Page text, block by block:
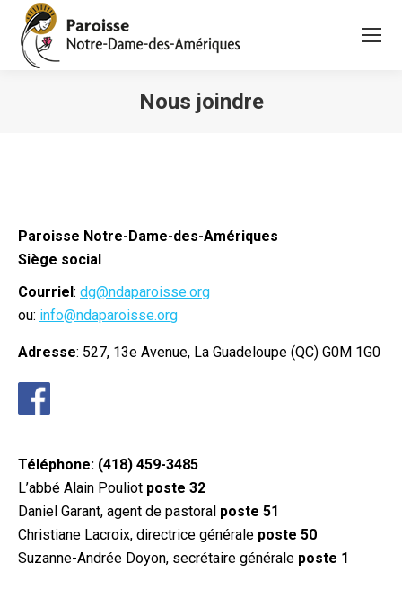
Nous joindre
Paroisse Notre-Dame-des-Amériques
Siège social
Courriel: dg@ndaparoisse.org
ou: info@ndaparoisse.org
Adresse: 527, 13e Avenue, La Guadeloupe (QC) G0M 1G0
Téléphone: (418) 459-3485
L’abbé Alain Pouliot poste 32
Daniel Garant, agent de pastoral poste 51
Christiane Lacroix, directrice générale poste 50
Suzanne-Andrée Doyon, secrétaire générale poste 1